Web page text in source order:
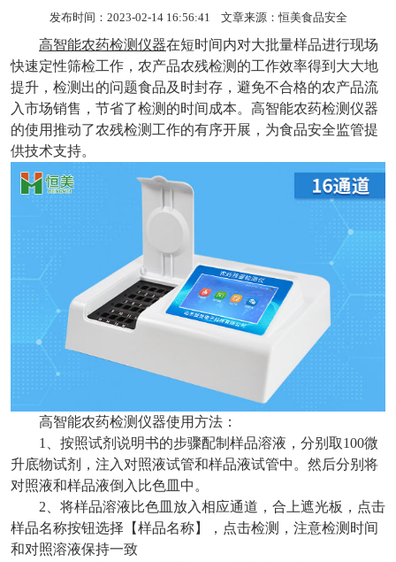
发布时间：2023-02-14 16:56:41 文章来源：恒美食品安全
高智能农药检测仪器在短时间内对大批量样品进行现场
快速定性筛检工作，农产品农残检测的工作效率得到大大地
提升，检测出的问题食品及时封存，避免不合格的农产品流
入市场销售，节省了检测的时间成本。高智能农药检测仪器
的使用推动了农残检测工作的有序开展，为食品安全监管提
供技术支持。
高智能农药检测仪器使用方法：
1、按照试剂说明书的步骤配制样品溶液，分别取100微
升底物试剂，注入对照液试管和样品液试管中。然后分别将
对照液和样品液倒入比色皿中。
2、将样品溶液比色皿放入相应通道，合上遮光板，点击
样品名称按钮选择【样品名称】，点击检测，注意检测时间
和对照溶液保持一致